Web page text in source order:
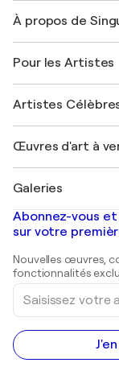
Expédition
Offrir une carte
Rejoignez notre
Mon compte
+33 1 76 44 06
À propos de
FAQ
Magazine
Emplois
Découvrez une
Pour les Artistes
Se connecter en
Artistes
Marc Chagall
Banksy
Mr. Brainwash
Shepard Fairey
Œuvres d'art à
Tableaux
Peintures de
Estampes
Peintures
Galeries
Galeries d'art en
Galeries d'art en
Abonnez-vous et
sur votre
Nouvelles œuvres,
fonctionnalités
Saisissez
votre
adresse
e-
mail